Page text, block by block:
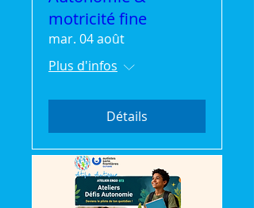
motricité fine
mar. 04 août
Plus d'infos
Détails